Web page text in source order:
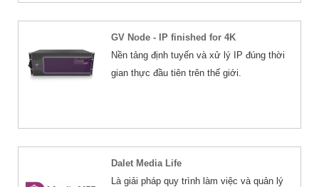
GV Node - IP finished for 4K
Nền tảng định tuyến và xử lý IP đúng thời
gian thực đầu tiên trên thế giới.
Dalet Media Life
Là giải pháp quy trình làm việc và quản lý